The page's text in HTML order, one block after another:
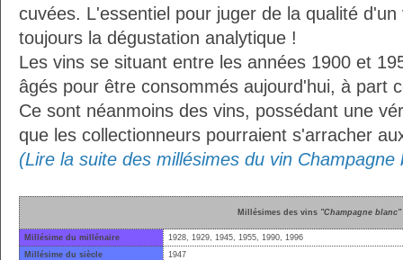
cuvées. L'essentiel pour juger de la qualité
toujours la dégustation analytique !
Les vins se situant entre les années 1900 et
âgés pour être consommés aujourd'hui, à part
Ce sont néanmoins des vins, possédant une
que les collectionneurs pourraient s'arracher
(Lire la suite des millésimes du vin Champagne
Millésimes des vins "Champagne blanc"
Millésime du millénaire
1928, 1929, 1945, 1955, 1990, 1996
Millésime du siècle
1947